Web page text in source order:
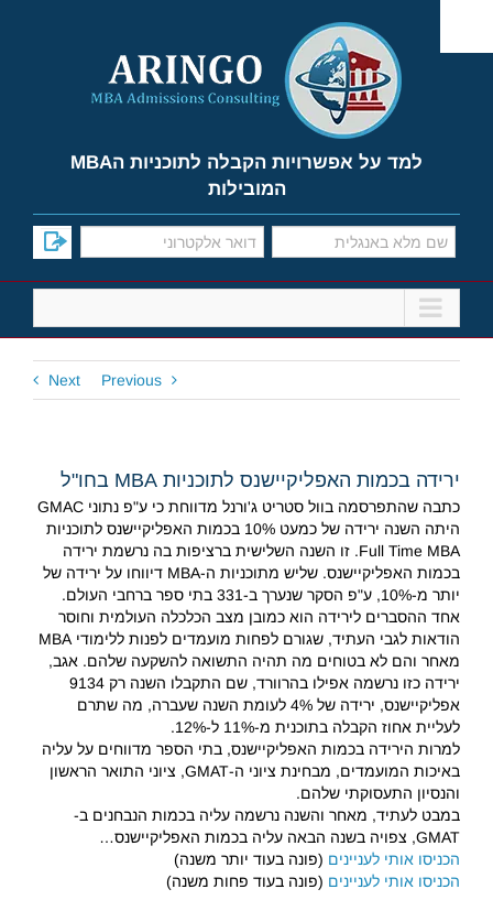
content
למד על אפשרויות הקבלה לתוכניות הMBA
המובילות
Previous
Next
ירידה בכמות האפליקיישנס לתוכניות MBA בחו"ל
כתבה שהתפרסמה בוול סטריט ג'ורנל מדווחת כי ע"פ נתוני GMAC
היתה השנה ירידה של כמעט 10% בכמות האפליקיישנס לתוכניות
Full Time MBA. זו השנה השלישית ברציפות בה נרשמת ירידה
בכמות האפליקיישנס. שליש מתוכניות ה-MBA דיווחו על ירידה של
יותר מ-10%, ע"פ הסקר שנערך ב-331 בתי ספר ברחבי העולם.
אחד ההסברים לירידה הוא כמובן מצב הכלכלה העולמית וחוסר
הודאות לגבי העתיד, שגורם לפחות מועמדים לפנות ללימודי MBA
מאחר והם לא בטוחים מה תהיה התשואה להשקעה שלהם. אגב,
ירידה כזו נרשמה אפילו בהרוורד, שם התקבלו השנה רק 9134
אפליקיישנס, ירידה של 4% לעומת השנה שעברה, מה שתרם
לעליית אחוז הקבלה בתוכנית מ-11% ל-12%.
למרות הירידה בכמות האפליקיישנס, בתי הספר מדווחים על עליה
באיכות המועמדים, מבחינת ציוני ה-GMAT, ציוני התואר הראשון
והנסיון התעסוקתי שלהם.
במבט לעתיד, מאחר והשנה נרשמה עליה בכמות הנבחנים ב-
GMAT, צפויה בשנה הבאה עליה בכמות האפליקיישנס…
הכניסו אותי לעניינים (פונה בעוד יותר משנה)
הכניסו אותי לעניינים (פונה בעוד פחות משנה)